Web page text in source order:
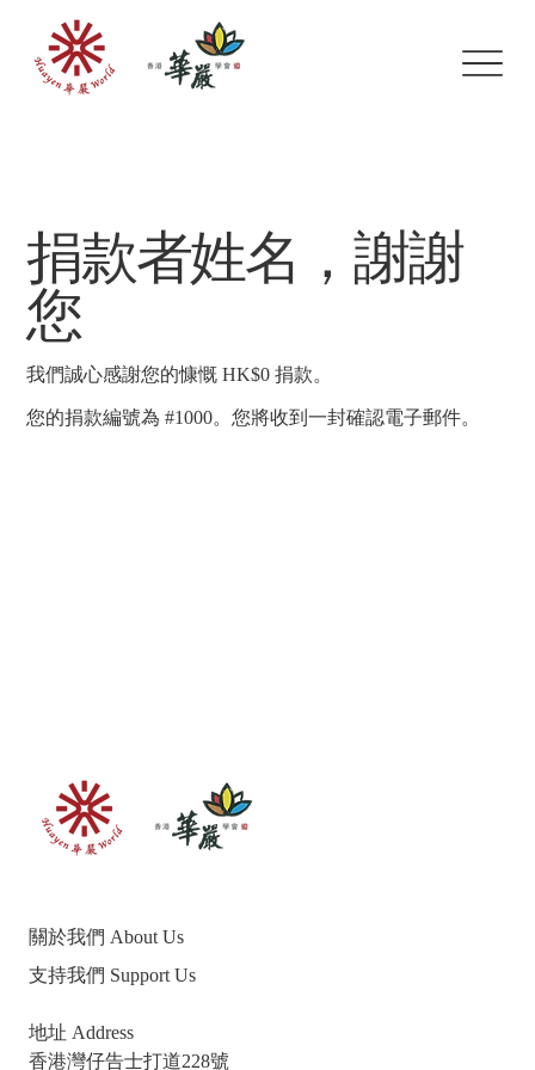
捐款者姓名，謝謝
您
我們誠心感謝您的慷慨 HK$0 捐款。
您的捐款編號為 #1000。您將收到一封確認電子郵件。
關於我們 About Us
支持我們 Support Us
地址 Address
香港灣仔告士打道228號